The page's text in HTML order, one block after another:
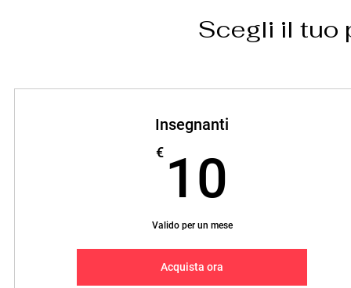
Scegli il tuo
Insegnanti
€ 10
Valido per un mese
Acquista ora